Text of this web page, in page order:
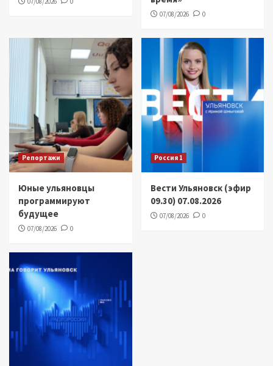
07/08/2026 0
Репортажи
Юные ульяновцы
программируют
будущее
07/08/2026 0
Россия 1
Вести Ульяновск (эфир
09.30) 07.08.2026
07/08/2026 0